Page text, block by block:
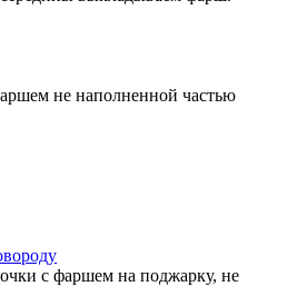
не наполненной частью
с фаршем на поджарку, не